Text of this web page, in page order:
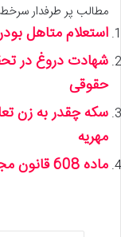
مطالب پر طرفدار سرخط
استعلام متاهل
شهادت دروغ در
حقوقی
سکه چقدر به زن
مهریه
ماده 608 قانون مجازات (تعزیرات): شرح جرم توهین